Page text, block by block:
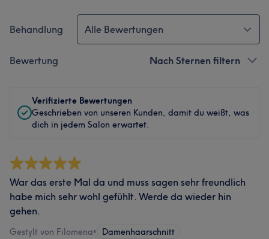
Behandlung Alle Bewertungen
Bewertung Nach Sternen filtern
Verifizierte Bewertungen
Geschrieben von unseren Kunden, damit du weißt, was
dich in jedem Salon erwartet.
War das erste Mal da und muss sagen sehr freundlich
habe mich sehr wohl gefühlt. Werde da wieder hin
gehen.
Gestylt von Filomena• Damenhaarschnitt